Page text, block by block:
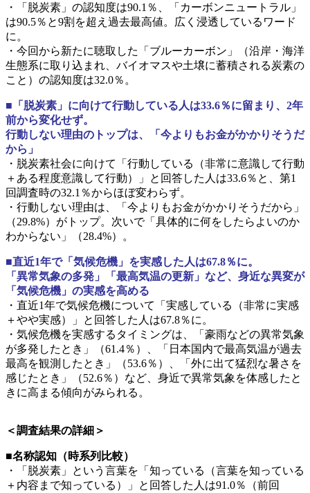
・「脱炭素」の認知度は90.1％、「カーボンニュートラル」
は90.5％と9割を超え過去最高値。広く浸透しているワード
に。
・今回から新たに聴取した「ブルーカーボン」（沿岸・海洋
生態系に取り込まれ、バイオマスや土壌に蓄積される炭素の
こと）の認知度は32.0％。
■「脱炭素」に向けて行動している人は33.6％に留まり、2年
前から変化せず。
行動しない理由のトップは、「今よりもお金がかかりそうだ
から」
・脱炭素社会に向けて「行動している（非常に意識して行動
＋ある程度意識して行動）」と回答した人は33.6％と、第1
回調査時の32.1％からほぼ変わらず。
・行動しない理由は、「今よりもお金がかかりそうだから」
（29.8%）がトップ。次いで「具体的に何をしたらよいのか
わからない」（28.4%）。
■直近1年で「気候危機」を実感した人は67.8％に。
「異常気象の多発」「最高気温の更新」など、身近な異変が
「気候危機」の実感を高める
・直近1年で気候危機について「実感している（非常に実感
＋やや実感）」と回答した人は67.8％に。
・気候危機を実感するタイミングは、「豪雨などの異常気象
が多発したとき」（61.4％）、「日本国内で最高気温が過去
最高を観測したとき」（53.6％）、「外に出て猛烈な暑さを
感じたとき」（52.6％）など、身近で異常気象を体感したと
きに高まる傾向がみられる。
＜調査結果の詳細＞
■名称認知（時系列比較）
・「脱炭素」という言葉を「知っている（言葉を知っている
＋内容まで知っている）」と回答した人は91.0％（前回